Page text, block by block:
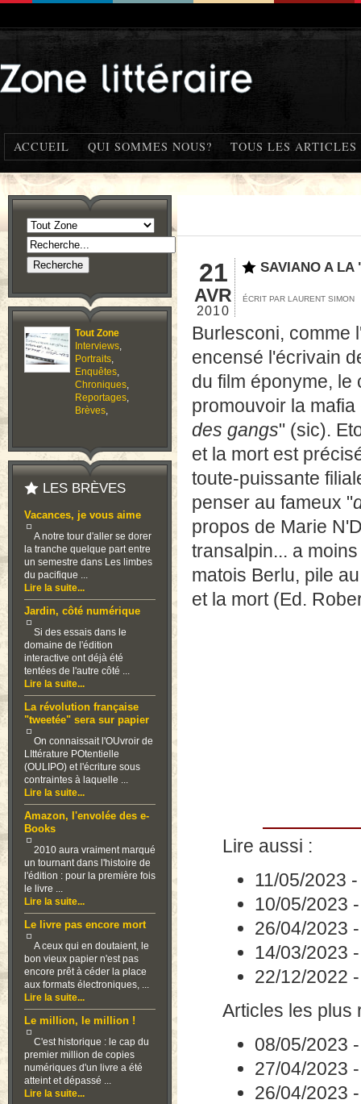
ACCUEIL QUI SOMMES NOUS? TOUS LES ARTICLES
Tout Zone
Interviews,
Portraits,
Enquêtes,
Chroniques,
Reportages,
Brèves,
LES BRÈVES
Vacances, je vous aime
A notre tour d'aller se dorer
la tranche quelque part entre
un semestre dans Les limbes
du pacifique ...
Lire la suite...
Jardin, côté numérique
Si des essais dans le
domaine de l'édition
interactive ont déjà été
tentées de l'autre côté ...
Lire la suite...
La révolution française
"tweetée" sera sur papier
On connaissait l'OUvroir de
LIttérature POtentielle
(OULIPO) et l'écriture sous
contraintes à laquelle ...
Lire la suite...
Amazon, l'envolée des e-
Books
2010 aura vraiment marqué
un tournant dans l'histoire de
l'édition : pour la première fois
le livre ...
Lire la suite...
Le livre pas encore mort
A ceux qui en doutaient, le
bon vieux papier n'est pas
encore prêt à céder la place
aux formats électroniques, ...
Lire la suite...
Le million, le million !
C'est historique : le cap du
premier million de copies
numériques d'un livre a été
atteint et dépassé ...
Lire la suite...
21
AVR
2010
SAVIANO A LA
ÉCRIT PAR LAURENT SIMON
Burlesconi, comme
encensé l'écrivain
du film éponyme, le
promouvoir la
des gangs" (sic).
et la mort est
toute-puissante
penser au fameux "
propos de Marie
transalpin... a
matois Berlu, pile
et la mort (Ed.
Lire aussi :
11/05/2023
10/05/2023
26/04/2023
14/03/2023
22/12/2022
Articles les plus
08/05/2023
27/04/2023
26/04/2023